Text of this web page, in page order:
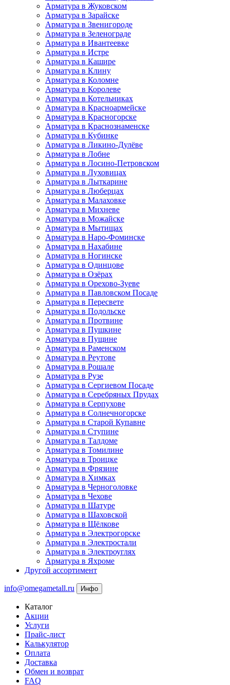
Арматура в Жуковском
Арматура в Зарайске
Арматура в Звенигороде
Арматура в Зеленограде
Арматура в Ивантеевке
Арматура в Истре
Арматура в Кашире
Арматура в Клину
Арматура в Коломне
Арматура в Королеве
Арматура в Котельниках
Арматура в Красноармейске
Арматура в Красногорске
Арматура в Краснознаменске
Арматура в Кубинке
Арматура в Ликино-Дулёве
Арматура в Лобне
Арматура в Лосино-Петровском
Арматура в Луховицах
Арматура в Лыткарине
Арматура в Люберцах
Арматура в Малаховке
Арматура в Михневе
Арматура в Можайске
Арматура в Мытищах
Арматура в Наро-Фоминске
Арматура в Нахабине
Арматура в Ногинске
Арматура в Одинцове
Арматура в Озёрах
Арматура в Орехово-Зуеве
Арматура в Павловском Посаде
Арматура в Пересвете
Арматура в Подольске
Арматура в Протвине
Арматура в Пушкине
Арматура в Пущине
Арматура в Раменском
Арматура в Реутове
Арматура в Рошале
Арматура в Рузе
Арматура в Сергиевом Посаде
Арматура в Серебряных Прудах
Арматура в Серпухове
Арматура в Солнечногорске
Арматура в Старой Купавне
Арматура в Ступине
Арматура в Талдоме
Арматура в Томилине
Арматура в Троицке
Арматура в Фрязине
Арматура в Химках
Арматура в Черноголовке
Арматура в Чехове
Арматура в Шатуре
Арматура в Шаховской
Арматура в Щёлкове
Арматура в Электрогорске
Арматура в Электростали
Арматура в Электроуглях
Арматура в Яхроме
Другой ассортимент
info@omegametall.ru Инфо
Каталог
Акции
Услуги
Прайс-лист
Калькулятор
Оплата
Доставка
Обмен и возврат
FAQ